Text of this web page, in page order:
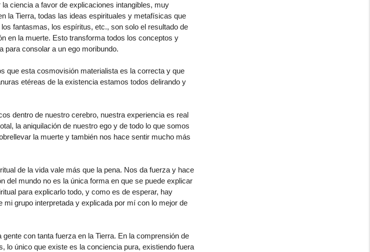
ciencia a favor de explicaciones intangibles, muy
la Tierra, todas las ideas espirituales y metafísicas que
fantasmas, los espíritus, etc., son solo el resultado de
en la muerte. Esto transforma todos los conceptos y
para consolar a un ego moribundo.
que esta cosmovisión materialista es la correcta y que
etéreas de la existencia estamos todos delirando y
dentro de nuestro cerebro, nuestra experiencia es real
la aniquilación de nuestro ego y de todo lo que somos
la muerte y también nos hace sentir mucho más
de la vida vale más que la pena. Nos da fuerza y hace
del mundo no es la única forma en que se puede explicar
para explicarlo todo, y como es de esperar, hay
grupo interpretada y explicada por mí con lo mejor de
con tanta fuerza en la Tierra. En la comprensión de
lo único que existe es la conciencia pura, existiendo fuera